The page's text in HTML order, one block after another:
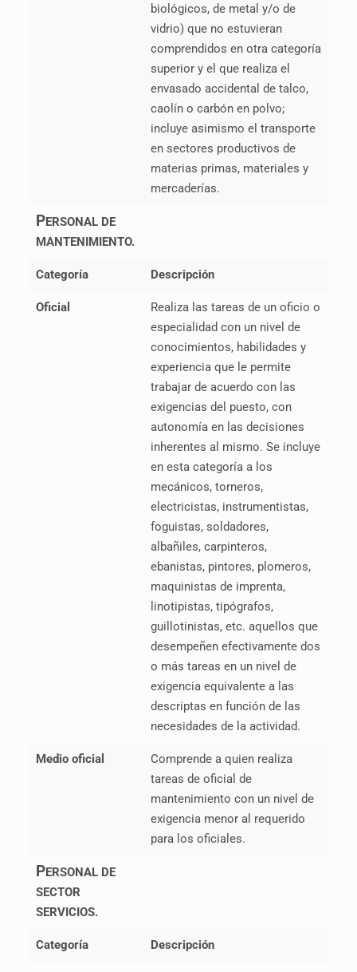
biológicos, de metal y/o de
vidrio) que no estuvieran
comprendidos en otra categoría
superior y el que realiza el
envasado accidental de talco,
caolín o carbón en polvo;
incluye asimismo el transporte
en sectores productivos de
materias primas, materiales y
mercaderías.
PERSONAL DE
MANTENIMIENTO.
Categoría Descripción
Oficial
Realiza las tareas de un oficio o
especialidad con un nivel de
conocimientos, habilidades y
experiencia que le permite
trabajar de acuerdo con las
exigencias del puesto, con
autonomía en las decisiones
inherentes al mismo. Se incluye
en esta categoría a los
mecánicos, torneros,
electricistas, instrumentistas,
foguistas, soldadores,
albañiles, carpinteros,
ebanistas, pintores, plomeros,
maquinistas de imprenta,
linotipistas, tipógrafos,
guillotinistas, etc. aquellos que
desempeñen efectivamente dos
o más tareas en un nivel de
exigencia equivalente a las
descriptas en función de las
necesidades de la actividad.
Medio oficial
Comprende a quien realiza
tareas de oficial de
mantenimiento con un nivel de
exigencia menor al requerido
para los oficiales.
PERSONAL DE
SECTOR
SERVICIOS.
Categoría Descripción